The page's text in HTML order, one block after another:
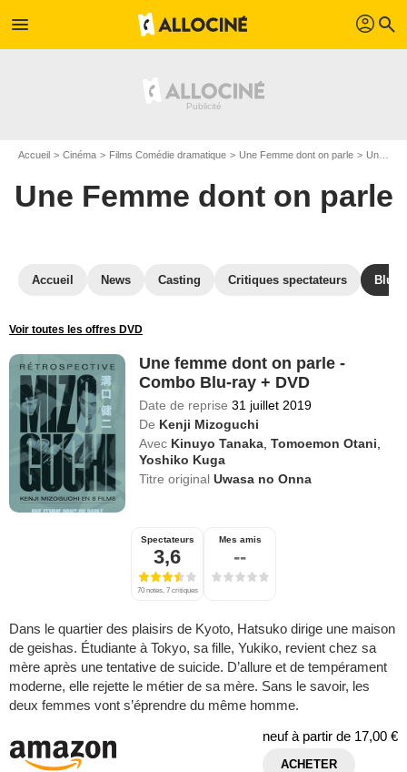
menu profil search
Accueil Cinéma Films Comédie dramatique Une Femme dont on parle Une Femme dont on parle en Blu Ray
Une Femme dont on parle
Accueil News Casting Critiques spectateurs Blu-
Voir toutes les offres DVD
Une femme dont on parle -
Combo Blu-ray + DVD
Date de reprise 31 juillet 2019
De Kenji Mizoguchi
Avec Kinuyo Tanaka ,Tomoemon Otani
Yoshiko Kuga
Titre originalUwasa no Onna
Spectateurs
3,6
70 notes, 7 critiques
Mes amis
--
Dans le quartier des plaisirs de Kyoto, Hatsuko dirige une maison
de geishas. Étudiante à Tokyo, sa fille, Yukiko, revient chez sa
mère après une tentative de suicide. D’allure et de tempérament
moderne, elle rejette le métier de sa mère. Sans le savoir, les
deux femmes vont s’éprendre du même homme.
neuf à partir de 17,00 €
ACHETER